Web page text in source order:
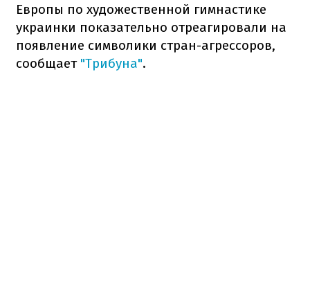
Европы по художественной гимнастике
украинки показательно отреагировали на
появление символики стран-агрессоров,
сообщает "Трибуна".